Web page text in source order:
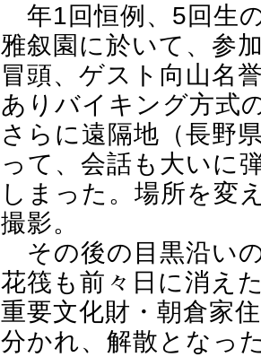
年1回恒例、5回生
雅叙園に於いて、参
冒頭、ゲスト向山名
ありバイキング方式
さらに遠隔地（長野
って、会話も大いに
しまった。場所を変
撮影。
その後の目黒沿い
花筏も前々日に消え
重要文化財・朝倉家
分かれ、解散となっ